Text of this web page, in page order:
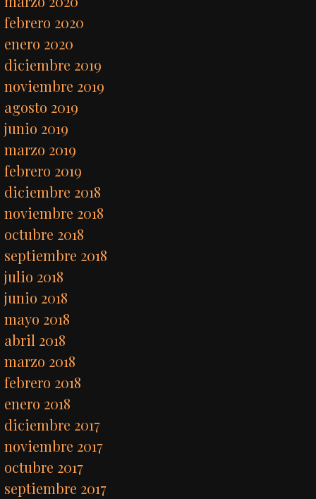
febrero 2020
enero 2020
diciembre 2019
noviembre 2019
agosto 2019
junio 2019
marzo 2019
febrero 2019
diciembre 2018
noviembre 2018
octubre 2018
septiembre 2018
julio 2018
junio 2018
mayo 2018
abril 2018
marzo 2018
febrero 2018
enero 2018
diciembre 2017
noviembre 2017
octubre 2017
septiembre 2017